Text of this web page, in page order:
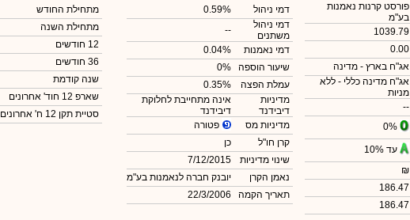
פורסט קרנות נאמנות
בע"מ
1039.79
0.00
אג"ח בארץ - מדינה
אג"ח מדינה כללי - ללא
מניות
--
0%
עד 10%
₪
186.47
186.47
דמי ניהול
0.59%
דמי ניהול
משתנים
--
דמי נאמנות
0.04%
שיעור הוספה
0%
עמלת הפצה
0.35%
מדיניות
דיבידנד
אינה מתחייבת לחלוקת
דיבידנד
מדיניות מס
פטורה
קרן חו"ל
כן
שינוי מדיניות
7/12/2015
נאמן הקרן
יובנק חברה לנאמנות בע"מ
תאריך הקמה
22/3/2006
מתחילת החודש
מתחילת השנה
12 חודשים
36 חודשים
שנה קודמת
שארפ 12 חוד' אחרונים
סטיית תקן 12 ח' אחרונים